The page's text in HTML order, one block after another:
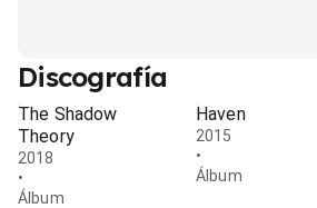
Discografía
The Shadow
Theory
2018
•
Álbum
Haven
2015
•
Álbum